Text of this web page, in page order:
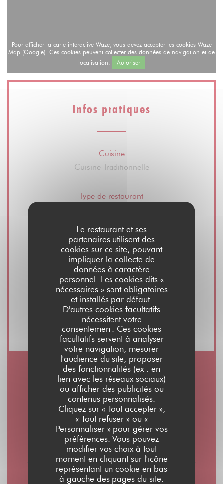
Le restaurant et ses
partenaires utilisent des
cookies sur ce site, pouvant
impliquer la collecte de
données à caractère
personnel. Les cookies dits «
nécessaires » sont obligatoires
et installés par défaut.
D'autres cookies facultatifs
nécessitent votre
consentement. Ces cookies
facultatifs servent à analyser
votre navigation, mesurer
l'audience du site, proposer
des fonctionnalités (ex : en
lien avec les réseaux sociaux)
ou afficher des publicités ou
contenus personnalisés.
Cliquez sur « Tout accepter »,
« Tout refuser » ou «
Personnaliser » pour gérer vos
préférences. Vous pouvez
modifier vos choix à tout
moment en cliquant sur l'icône
représentant un cookie en bas
à gauche des pages du site.
Pour afficher la carte interactive Waze, vous devez accepter les cookies Waze
Map (Google). Ces cookies peuvent collecter des données de navigation et de
localisation.
Autoriser
Infos pratiques
Cuisine
Cuisine Traditionnelle
Type de restaurant
Services
Vente de vins, Vente à emporter, Terrasse d'été,
Privatisation espace restaurant et salle, Accès
wifi gratuit
Moyens de paiement
Visa, Maestro, Espèces, Carte Bleue
Horaires
Lun-Jeu
08h00 - 01h00
Vendredi